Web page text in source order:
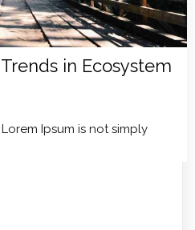
in Ecosystem
Ipsum is not simply